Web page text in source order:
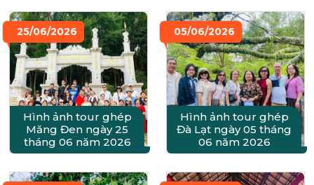
25/06/2026
Hình ảnh tour ghép
Măng Đen ngày 25
tháng 06 năm 2026
05/06/2026
Hình ảnh tour ghép
Đà Lạt ngày 05 tháng
06 năm 2026